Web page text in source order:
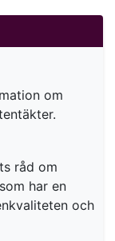
om
råd om
har en
och